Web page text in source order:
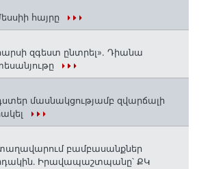
հայրը
զգեստ ընտրել». Դիանա
մասնակցությամբ զվարճալի
տաղավարում բամբասանքներ
Իրավապաշտպանը՝ ՔԿ